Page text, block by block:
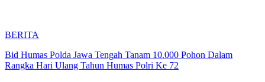
BERITA
Bid Humas Polda Jawa Tengah Tanam 10.000 Pohon Dalam
Rangka Hari Ulang Tahun Humas Polri Ke 72